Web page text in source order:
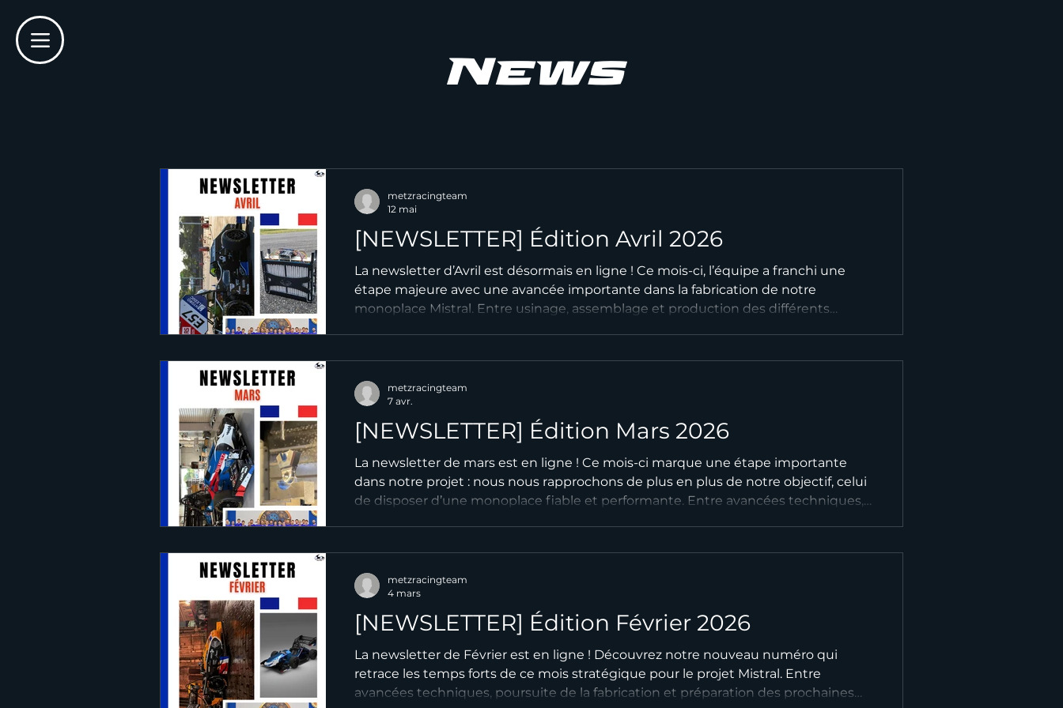
News
[NEWSLETTER] Édition Avril 2026
La newsletter d’Avril est désormais en ligne ! Ce mois-ci, l’équipe a franchi une
étape majeure avec une avancée importante dans la fabrication de notre
monoplace Mistral. Entre usinage, assemblage et production des différents
notre monoplace effectuer ses premiers tours de roue 🏎️💨 Bonne lecture et
merci de suivre notre a
metzracingteam
12 mai
[NEWSLETTER] Édition Mars 2026
La newsletter de mars est en ligne ! Ce mois-ci marque une étape importante
dans notre projet : nous nous rapprochons de plus en plus de notre objectif, celui
de disposer d’une monoplace fiable et performante. Entre avancées techniques,
compétition Bonne lecture et merci de suivre notre aventure !
metzracingteam
7 avr.
[NEWSLETTER] Édition Février 2026
La newsletter de Février est en ligne ! Découvrez notre nouveau numéro qui
retrace les temps forts de ce mois stratégique pour le projet Mistral. Entre
avancées techniques, poursuite de la fabrication et préparation des prochaines
metzracingteam
4 mars